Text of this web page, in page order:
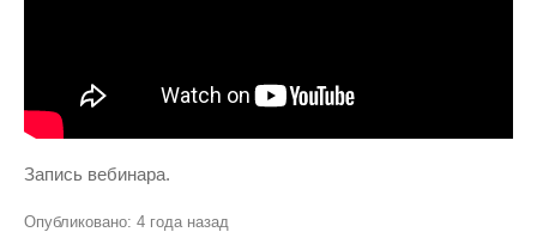
Запись вебинара.
Опубликовано: 4 года назад